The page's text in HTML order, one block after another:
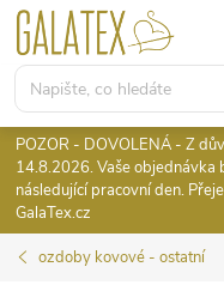
Přejít
obsah
POZOR - DOVOLENÁ - Z
14.8.2026. Vaše objednávka
následující pracovní den.
GalaTex.cz
ozdoby kovové - ostatní